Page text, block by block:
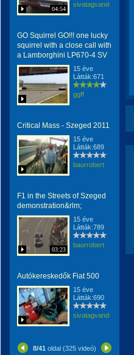
04:54
sivatagvandora
GO Squirrel GO!!! one lucky
squirrel with a close call with
a Lamborghini LP670-4 SV
15 éve
Látták:671
ggff
Critical Mass - Szeged 2011
15 éve
Látták:689
baurrobert
F1 in the Streets of Szeged
demonstration&rlm;
03:23
15 éve
Látták:789
baurrobert
Autókereskedők Fiat 500
15 éve
Látták:690
sivatagvandora
8/41 oldal (325 videó)